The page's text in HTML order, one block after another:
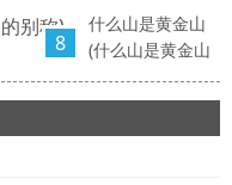
8
什么山是黄金山
(什么山是黄金山